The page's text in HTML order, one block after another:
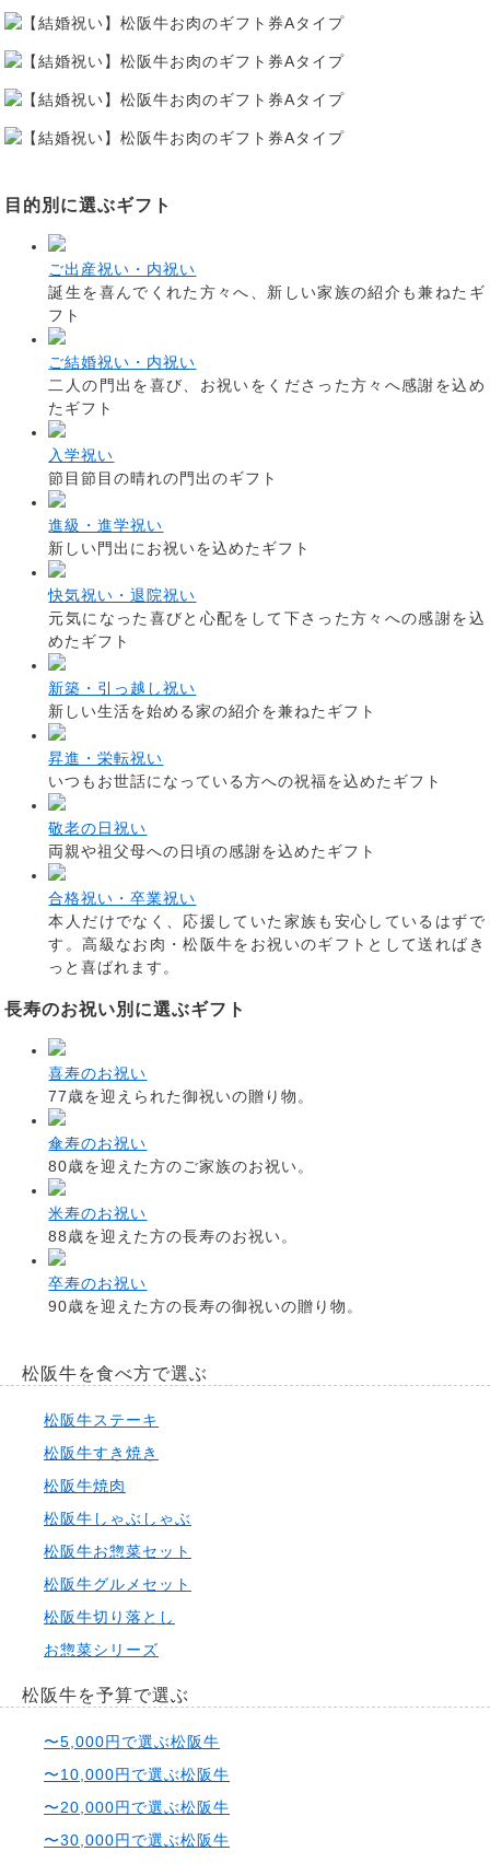
目的別に選ぶギフト
ご出産祝い・内祝い
誕生を喜んでくれた方々へ、新しい家族の紹介も兼ねたギ
フト
ご結婚祝い・内祝い
二人の門出を喜び、お祝いをくださった方々へ感謝を込め
たギフト
入学祝い
節目節目の晴れの門出のギフト
進級・進学祝い
新しい門出にお祝いを込めたギフト
快気祝い・退院祝い
元気になった喜びと心配をして下さった方々への感謝を込
めたギフト
新築・引っ越し祝い
新しい生活を始める家の紹介を兼ねたギフト
昇進・栄転祝い
いつもお世話になっている方への祝福を込めたギフト
敬老の日祝い
両親や祖父母への日頃の感謝を込めたギフト
合格祝い・卒業祝い
本人だけでなく、応援していた家族も安心しているはずで
す。高級なお肉・松阪牛をお祝いのギフトとして送ればき
っと喜ばれます。
長寿のお祝い別に選ぶギフト
喜寿のお祝い
77歳を迎えられた御祝いの贈り物。
傘寿のお祝い
80歳を迎えた方のご家族のお祝い。
米寿のお祝い
88歳を迎えた方の長寿のお祝い。
卒寿のお祝い
90歳を迎えた方の長寿の御祝いの贈り物。
松阪牛を食べ方で選ぶ
松阪牛ステーキ
松阪牛すき焼き
松阪牛焼肉
松阪牛しゃぶしゃぶ
松阪牛お惣菜セット
松阪牛グルメセット
松阪牛切り落とし
お惣菜シリーズ
松阪牛を予算で選ぶ
〜5,000円で選ぶ松阪牛
〜10,000円で選ぶ松阪牛
〜20,000円で選ぶ松阪牛
〜30,000円で選ぶ松阪牛